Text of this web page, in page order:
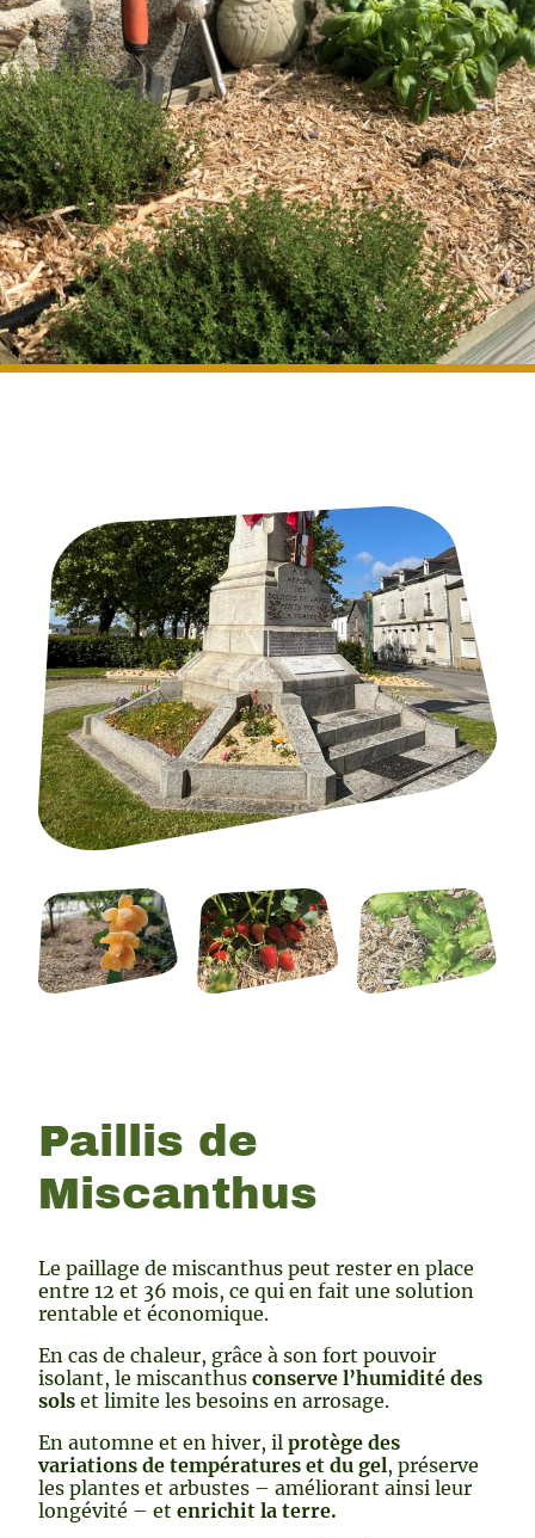
Paillis de
Miscanthus
Le paillage de miscanthus peut rester en place
entre 12 et 36 mois, ce qui en fait une solution
rentable et économique.
En cas de chaleur, grâce à son fort pouvoir
isolant, le miscanthus conserve l’humidité des
sols et limite les besoins en arrosage.
En automne et en hiver, il protège des
variations de températures et du gel, préserve
les plantes et arbustes – améliorant ainsi leur
longévité – et enrichit la terre.